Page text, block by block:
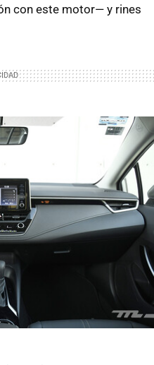
con este motor— y rines